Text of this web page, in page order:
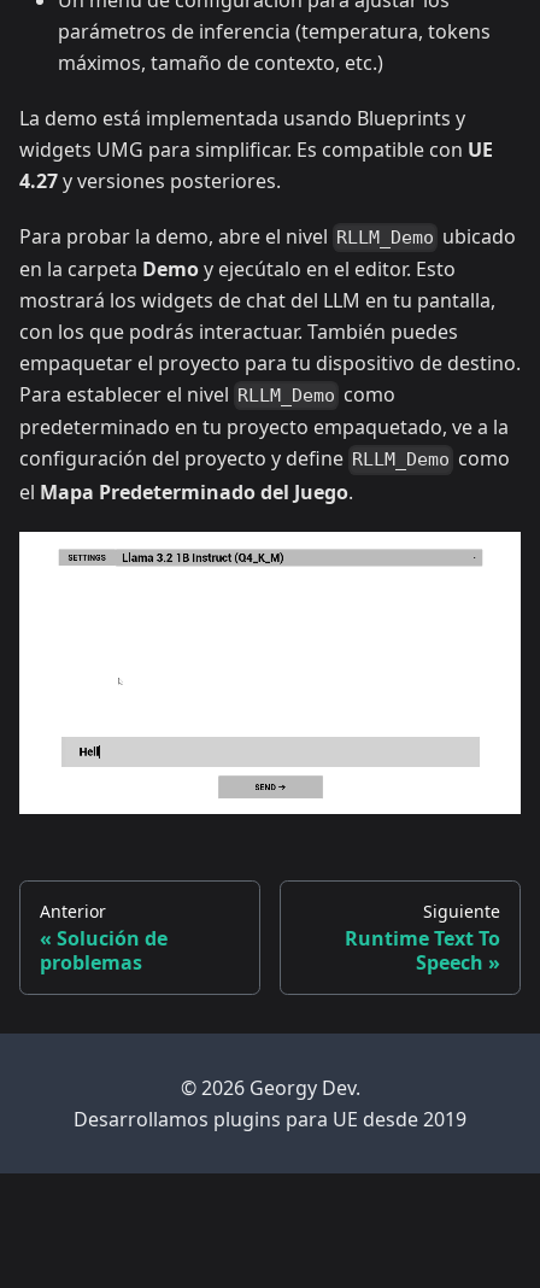
parámetros de inferencia (temperatura, tokens
máximos, tamaño de contexto, etc.)
La demo está implementada usando Blueprints y
widgets UMG para simplificar. Es compatible con UE
4.27y versiones posteriores.
Para probar la demo, abre el nivel RLLM_Demo ubicado
en la carpeta Demoy ejecútalo en el editor. Esto
mostrará los widgets de chat del LLM en tu pantalla,
con los que podrás interactuar. También puedes
empaquetar el proyecto para tu dispositivo de destino.
Para establecer el nivel RLLM_Demo como
predeterminado en tu proyecto empaquetado, ve a la
configuración del proyecto y define RLLM_Demo como
el Mapa Predeterminado del Juego.
Anterior
Solución de
problemas
Siguiente
Runtime Text To
Speech
© 2026 Georgy Dev.
Desarrollamos plugins para UE desde 2019